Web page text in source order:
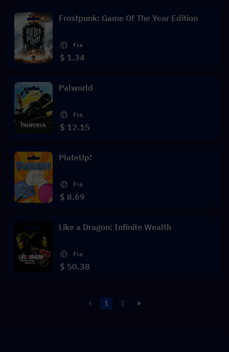
Frostpunk: Game Of The Year Edition
Fra
$ 1.34
Palworld
Fra
$ 12.15
PlateUp!
Fra
$ 8.69
Like a Dragon: Infinite Wealth
Fra
$ 50.38
1 2